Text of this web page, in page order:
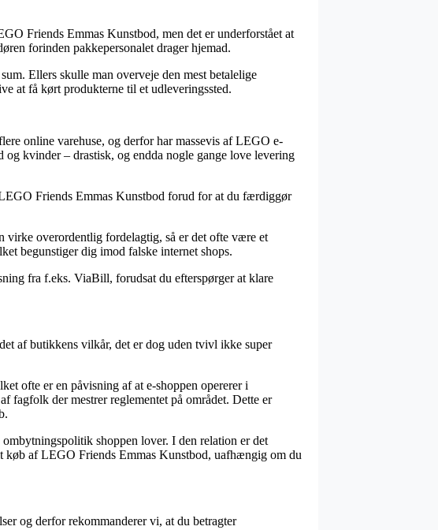
Friends Emmas Kunstbod, men det er underforstået at
forinden pakkepersonalet drager hjemad.
Ellers skulle man overveje den mest betalelige
at få kørt produkterne til et udleveringssted.
online varehuse, og derfor har massevis af LEGO e-
kvinder – drastisk, og endda nogle gange love levering
Friends Emmas Kunstbod forud for at du færdiggør
virke overordentlig fordelagtig, så er det ofte være et
begunstiger dig imod falske internet shops.
fra f.eks. ViaBill, forudsat du efterspørger at klare
af butikkens vilkår, det er dog uden tvivl ikke super
ofte er en påvisning af at e-shoppen opererer i
fagfolk der mestrer reglementet på området. Dette er
shoppen lover. I den relation er det
køb af LEGO Friends Emmas Kunstbod, uafhængig om du
og derfor rekommanderer vi, at du betragter